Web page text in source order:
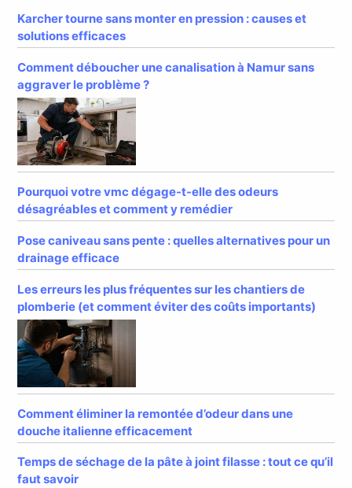
Karcher tourne sans monter en pression : causes et
solutions efficaces
Comment déboucher une canalisation à Namur sans
aggraver le problème ?
Pourquoi votre vmc dégage-t-elle des odeurs
désagréables et comment y remédier
Pose caniveau sans pente : quelles alternatives pour un
drainage efficace
Les erreurs les plus fréquentes sur les chantiers de
plomberie (et comment éviter des coûts importants)
Comment éliminer la remontée d’odeur dans une
douche italienne efficacement
Temps de séchage de la pâte à joint filasse : tout ce qu’il
faut savoir